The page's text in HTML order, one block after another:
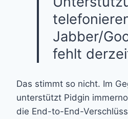
Jabber/
fehlt
Das stimmt so nicht. Im
unterstützt Pidgin
die End-to-End-